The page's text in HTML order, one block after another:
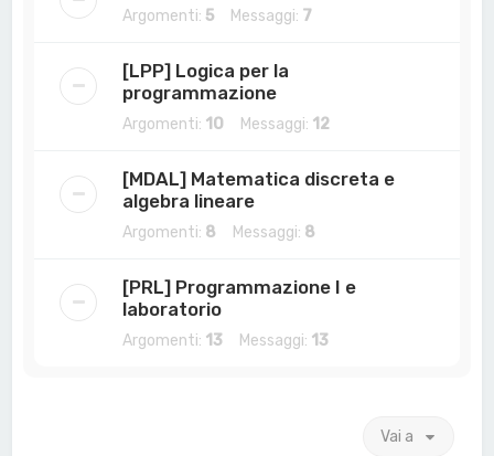
Argomenti: 5 Messaggi: 7
[LPP] Logica per la
programmazione
Argomenti: 10 Messaggi: 12
[MDAL] Matematica discreta e
algebra lineare
Argomenti: 8 Messaggi: 8
[PRL] Programmazione I e
laboratorio
Argomenti: 13 Messaggi: 13
Vai a